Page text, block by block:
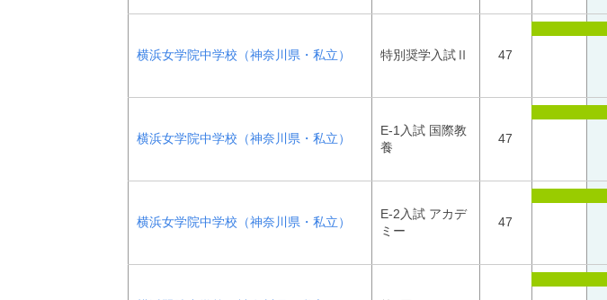
横浜女学院中学校（神奈川県・私立） 特別奨学入試Ⅱ 47
横浜女学院中学校（神奈川県・私立）
E-1入試 国際教
養
47
横浜女学院中学校（神奈川県・私立）
E-2入試 アカデ
ミー
47